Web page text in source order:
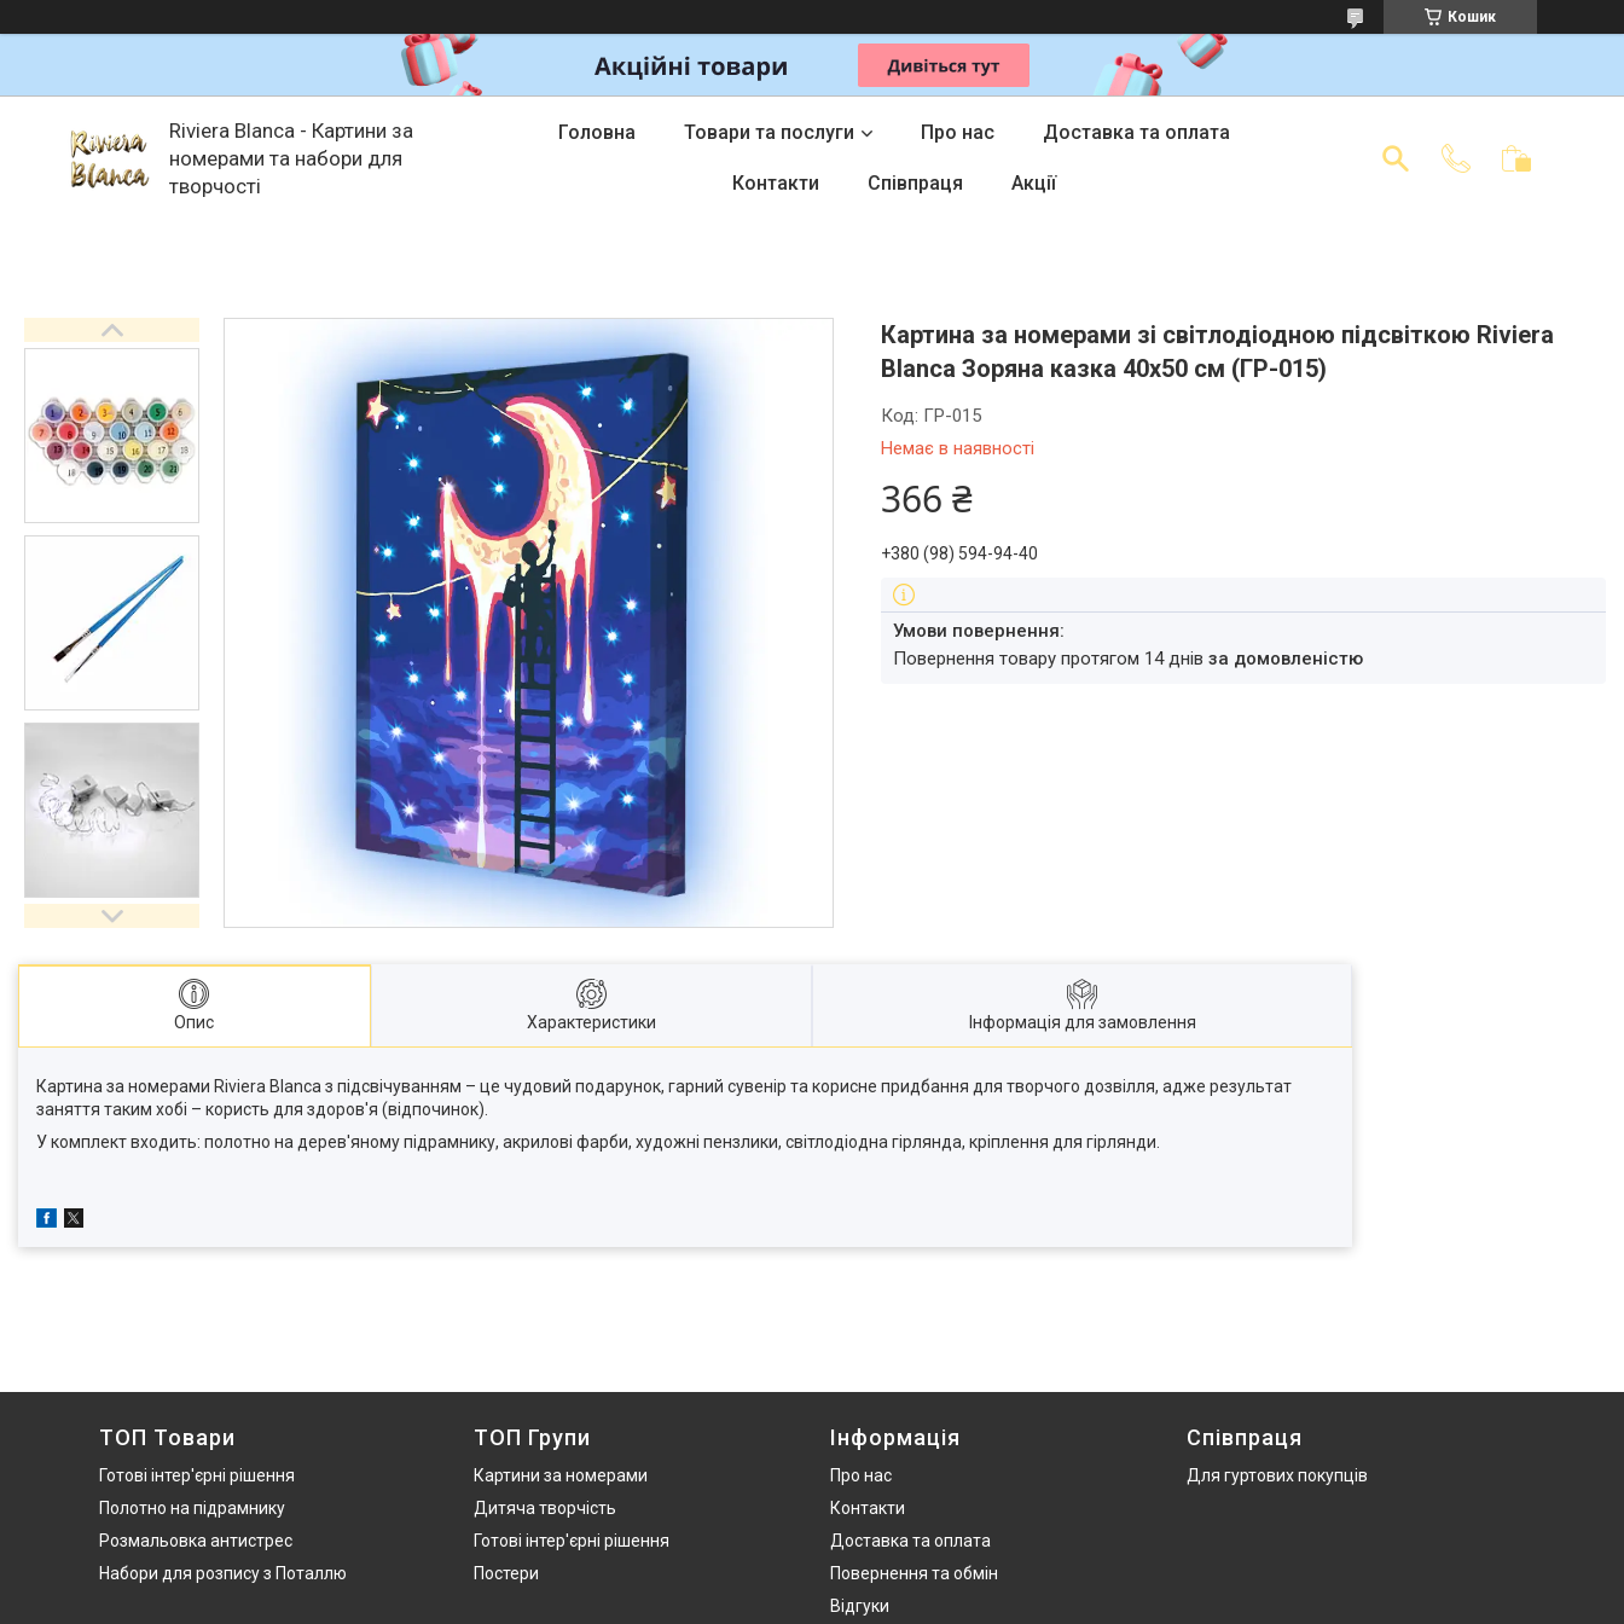
Кошик
Riviera Blanca - Картини за
номерами та набори для
творчості
Головна Товари та послуги Про нас Доставка та оплата
Контакти Співпраця Акції
Картина за номерами зі світлодіодною підсвіткою Riviera
Blanca Зоряна казка 40x50 см (ГР-015)
Немає в наявності
Код: ГР-015
366 ₴
+380 (98) 594-94-40
повернення товару протягом 14 днівза домовленістю
Опис Характеристики Інформація для замовлення
Картина за номерами Riviera Blanca з підсвічуванням – це чудовий подарунок, гарний сувенір та корисне придбання для творчого дозвілля, адже результат
заняття таким хобі – користь для здоров'я (відпочинок).
У комплект входить: полотно на дерев'яному підрамнику, акрилові фарби, художні пензлики, світлодіодна гірлянда, кріплення для гірлянди.
ТОП Товари
Готові інтер'єрні рішення
Полотно на підрамнику
Розмальовка антистрес
Набори для розпису з Поталлю
ТОП Групи
Картини за номерами
Дитяча творчість
Готові інтер'єрні рішення
Постери
Інформація
Про нас
Контакти
Доставка та оплата
Повернення та обмін
Відгуки
Співпраця
Для гуртових покупців